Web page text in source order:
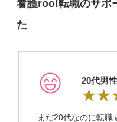
看護roo!転職のサポ
た
20代男性
まだ20代なのに転職